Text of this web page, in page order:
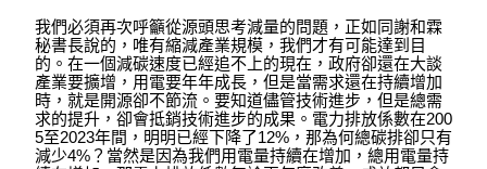
我們必須再次呼籲從源頭思考減量的問題，正如同謝和霖
秘書長說的，唯有縮減產業規模，我們才有可能達到目
的。在一個減碳速度已經追不上的現在，政府卻還在大談
產業要擴增，用電要年年成長，但是當需求還在持續增加
時，就是開源卻不節流。要知道儘管技術進步，但是總需
求的提升，卻會抵銷技術進步的成果。電力排放係數在200
5至2023年間，明明已經下降了12%，那為何總碳排卻只有
減少4%？當然是因為我們用電量持續在增加，總用電量持